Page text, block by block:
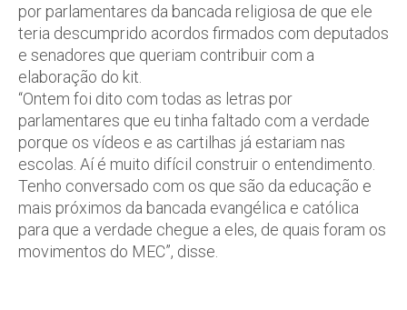
por parlamentares da bancada religiosa de que ele
teria descumprido acordos firmados com deputados
e senadores que queriam contribuir com a
elaboração do kit.
“Ontem foi dito com todas as letras por
parlamentares que eu tinha faltado com a verdade
porque os vídeos e as cartilhas já estariam nas
escolas. Aí é muito difícil construir o entendimento.
Tenho conversado com os que são da educação e
mais próximos da bancada evangélica e católica
para que a verdade chegue a eles, de quais foram os
movimentos do MEC”, disse.